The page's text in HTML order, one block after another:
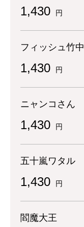
1,430 円
フィッシュ竹中
1,430 円
ニャンコさん
1,430 円
五十嵐ワタル
1,430 円
閻魔大王